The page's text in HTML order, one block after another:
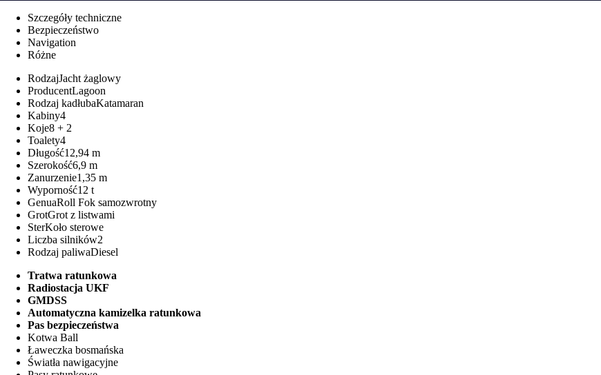
Szczegóły techniczne
Bezpieczeństwo
Navigation
Różne
RodzajJacht żaglowy
ProducentLagoon
Rodzaj kadłubaKatamaran
Kabiny4
Koje8 + 2
Toalety4
Długość12,94 m
Szerokość6,9 m
Zanurzenie1,35 m
Wyporność12 t
GenuaRoll Fok samozwrotny
GrotGrot z listwami
SterKoło sterowe
Liczba silników2
Rodzaj paliwaDiesel
Tratwa ratunkowa
Radiostacja UKF
GMDSS
Automatyczna kamizelka ratunkowa
Pas bezpieczeństwa
Kotwa Ball
Ławeczka bosmańska
Światła nawigacyjne